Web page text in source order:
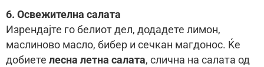
6. Освежителна салата
Изрендајте го белиот дел, додадете лимон,
маслиново масло, бибер и сечкан магдонос. Ќе
добиете лесна летна салата, слична на салата од